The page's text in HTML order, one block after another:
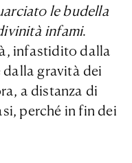
le budella
infami.
infastidito dalla
gravità dei
a distanza di
perché in fin dei